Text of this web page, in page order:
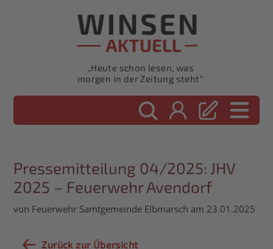
„Heute schon lesen, was
morgen in der Zeitung steht“
Pressemitteilung 04/2025: JHV
2025 – Feuerwehr Avendorf
von Feuerwehr Samtgemeinde Elbmarsch am 23.01.2025
Zurück zur Übersicht